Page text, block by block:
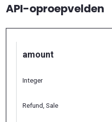
API-oproepvelden
amount
Integer
Refund, Sale